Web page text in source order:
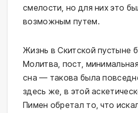
смелости, но для них это
возможным путем.
Жизнь в Скитской пустыне
Молитва, пост,
сна — такова была
здесь же, в этой
Пимен обретал то, что